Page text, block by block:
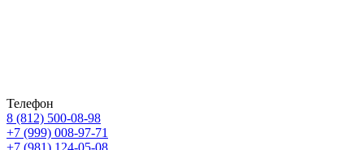
Телефон
8 (812) 500-08-98
+7 (999) 008-97-71
+7 (981) 124-05-08